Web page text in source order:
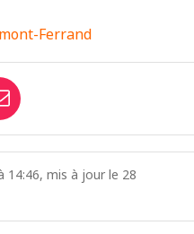
Ferrand
14:46, mis à jour le 28